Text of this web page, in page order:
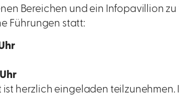
Bereichen und ein Infopavillion zu
Führungen statt:
ist herzlich eingeladen